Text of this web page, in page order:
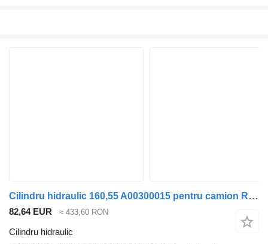
Cilindru hidraulic 160,55 A00300015 pentru camion Renault MASCOTT
82,64 EUR ≈ 433,60 RON
Cilindru hidraulic